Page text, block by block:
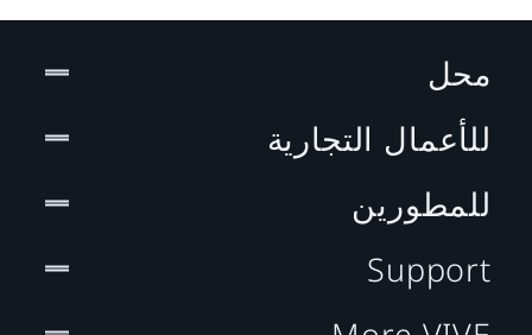
محل
للأعمال التجارية
للمطورين
Support